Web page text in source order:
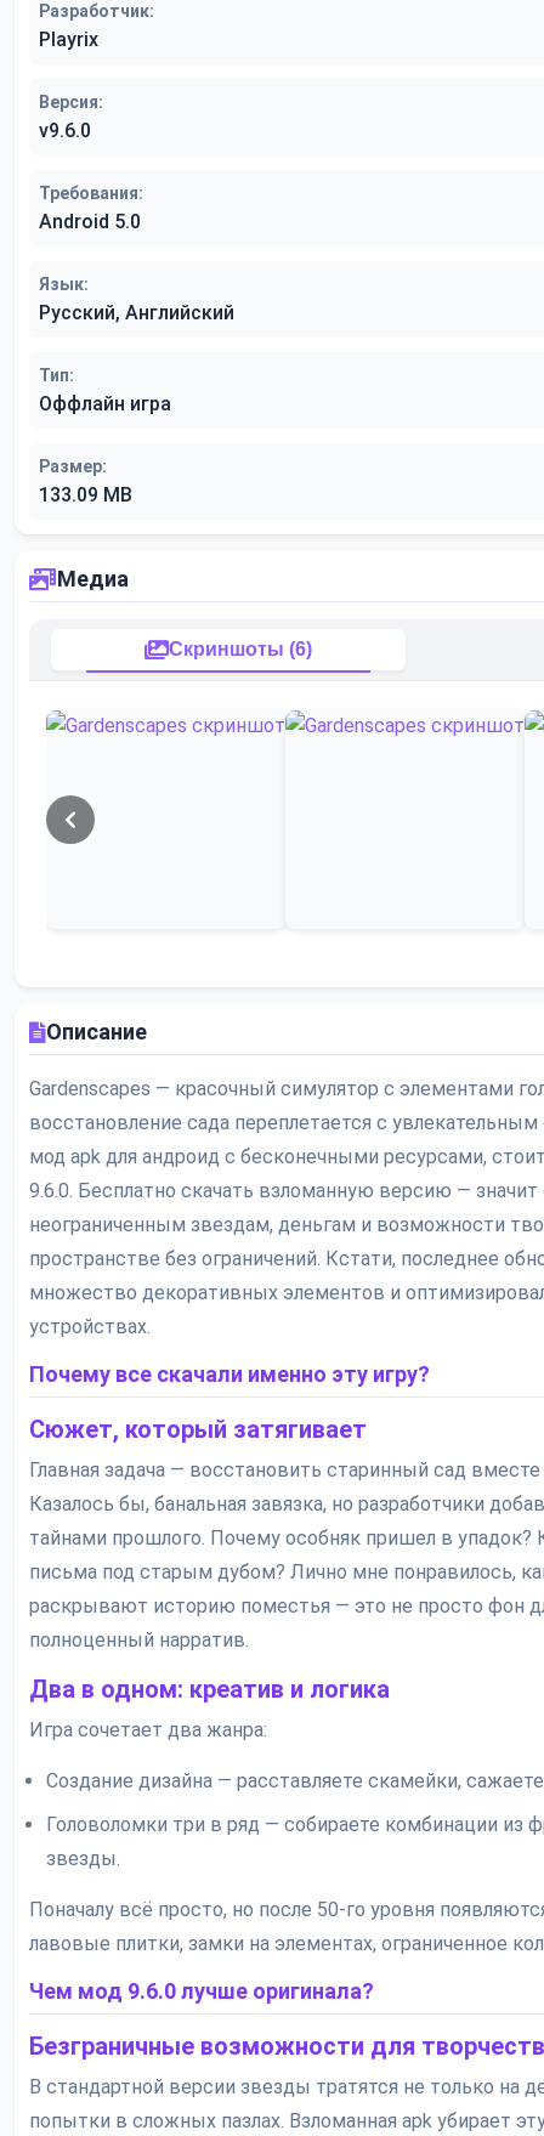
Разработчик:
Playrix
Версия:
v9.6.0
Требования:
Android 5.0
Язык:
Русский, Английский
Тип:
Оффлайн игра
Размер:
133.09 MB
Медиа
Скриншоты (6)
Описание
Gardenscapes — красочный симулятор с элементами
восстановление сада переплетается с
мод apk для андроид с бесконечными ресурсами,
9.6.0. Бесплатно скачать взломанную версию —
неограниченным звездам, деньгам и возможности
пространстве без ограничений. Кстати, последнее
множество декоративных элементов и
устройствах.
Почему все скачали именно эту игру?
Сюжет, который затягивает
Главная задача — восстановить старинный сад
Казалось бы, банальная завязка, но разработчики
тайнами прошлого. Почему особняк пришел в упадок?
письма под старым дубом? Лично мне понравилось,
раскрывают историю поместья — это не просто фон
полноценный нарратив.
Два в одном: креатив и логика
Игра сочетает два жанра:
Создание дизайна — расставляете скамейки,
Головоломки три в ряд — собираете комбинации из
звезды.
Поначалу всё просто, но после 50-го уровня
лавовые плитки, замки на элементах, ограниченное
Чем мод 9.6.0 лучше оригинала?
Безграничные возможности для
В стандартной версии звезды тратятся не только на
попытки в сложных пазлах. Взломанная apk убирает